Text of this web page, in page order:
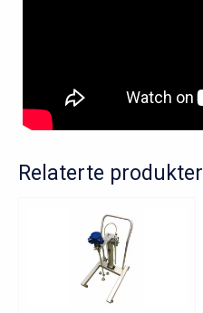
Relaterte produkter